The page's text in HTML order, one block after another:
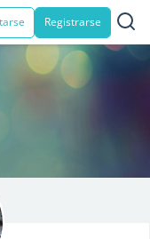
Registrarse